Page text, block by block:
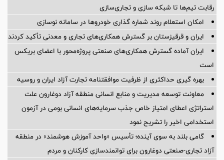
رقابت تیم‌ها تا شبکه سازی و تجاری‌سازی
امکان استعلام روند شماره گذاری خودروها در سامانه نوسازی
ایران و قرقیزستان بر گسترش همکاری‌های تجاری و معدنی تأکید کردند
ایران آماده گسترش همکاری‌های صنعتی پروژه‌محور با اعضای بریکس
است
بهره گیری حداکثری از ظرفیت موافقتنامه تجارت آزاد ایران و روسیه
معاونت توسعه مدیریت و منابع انسانی منطقه آزاد دوغارون علت
استراتژی اعطای امتیاز خاص جذب سرمایه‌های انسانی بومی در آزمون
استخدامی اخیر را تشریح نمود
گامی بلند به سوی آینده؛ تأسیس «واحد آموزش هوشمند» در منطقه
آزاد تجاری-صنعتی دوغارون برای توانمندسازی کارکنان و مردم